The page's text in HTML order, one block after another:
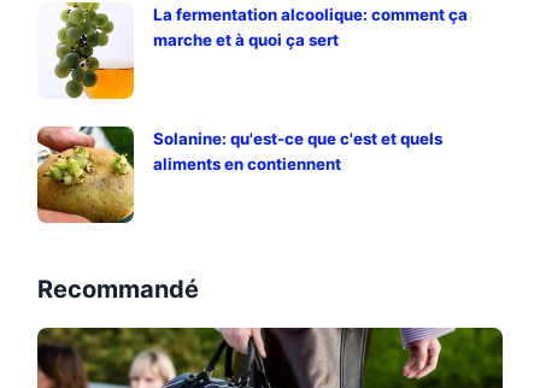
La fermentation alcoolique: comment ça
marche et à quoi ça sert
Solanine: qu'est-ce que c'est et quels
aliments en contiennent
Recommandé